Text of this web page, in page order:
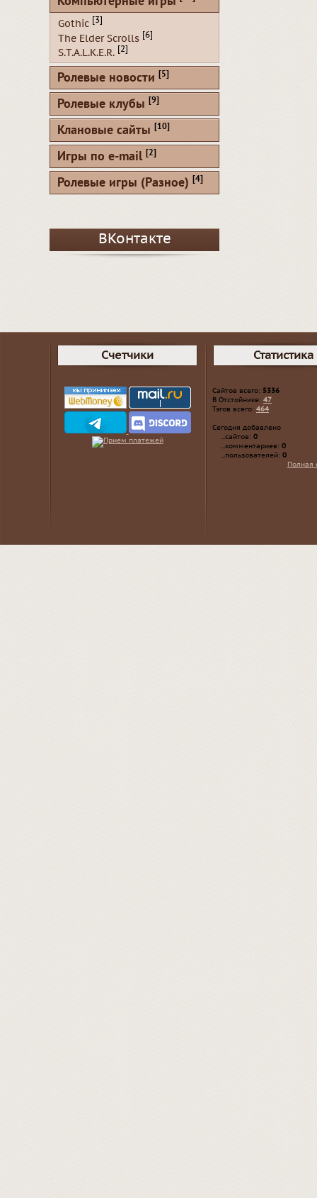
Gothic [3]
The Elder Scrolls [6]
S.T.A.L.K.E.R. [2]
Ролевые новости [5]
Ролевые клубы [9]
Клановые сайты [10]
Игры по e-mail [2]
Ролевые игры (Разное) [4]
ВКонтакте
Счетчики Статистика
Сайтов всего: 5336
В Отстойнике: 47
Тэгов всего: 464
Сегодня добавлено
...сайтов: 0
...комментариев: 0
...пользователей: 0
Полная